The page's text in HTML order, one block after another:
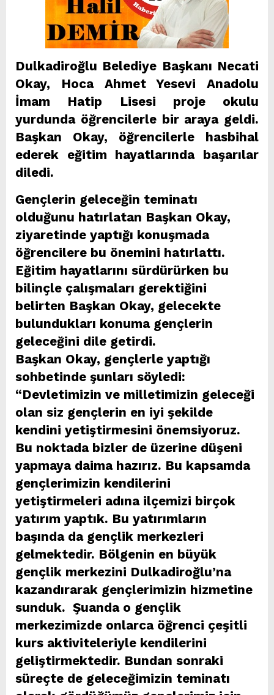
Dulkadiroğlu Belediye Başkanı Necati
Okay, Hoca Ahmet Yesevi Anadolu
İmam Hatip Lisesi proje okulu
yurdunda öğrencilerle bir araya geldi.
Başkan Okay, öğrencilerle hasbihal
ederek eğitim hayatlarında başarılar
diledi.
Gençlerin geleceğin teminatı
olduğunu hatırlatan Başkan Okay,
ziyaretinde yaptığı konuşmada
öğrencilere bu önemini hatırlattı.
Eğitim hayatlarını sürdürürken bu
bilinçle çalışmaları gerektiğini
belirten Başkan Okay, gelecekte
bulundukları konuma gençlerin
geleceğini dile getirdi.
Başkan Okay, gençlerle yaptığı
sohbetinde şunları söyledi:
“Devletimizin ve milletimizin geleceği
olan siz gençlerin en iyi şekilde
kendini yetiştirmesini önemsiyoruz.
Bu noktada bizler de üzerine düşeni
yapmaya daima hazırız. Bu kapsamda
gençlerimizin kendilerini
yetiştirmeleri adına ilçemizi birçok
yatırım yaptık. Bu yatırımların
başında da gençlik merkezleri
gelmektedir. Bölgenin en büyük
gençlik merkezini Dulkadiroğlu’na
kazandırarak gençlerimizin hizmetine
sunduk. Şuanda o gençlik
merkezimizde onlarca öğrenci çeşitli
kurs aktiviteleriyle kendilerini
geliştirmektedir. Bundan sonraki
süreçte de geleceğimizin teminatı